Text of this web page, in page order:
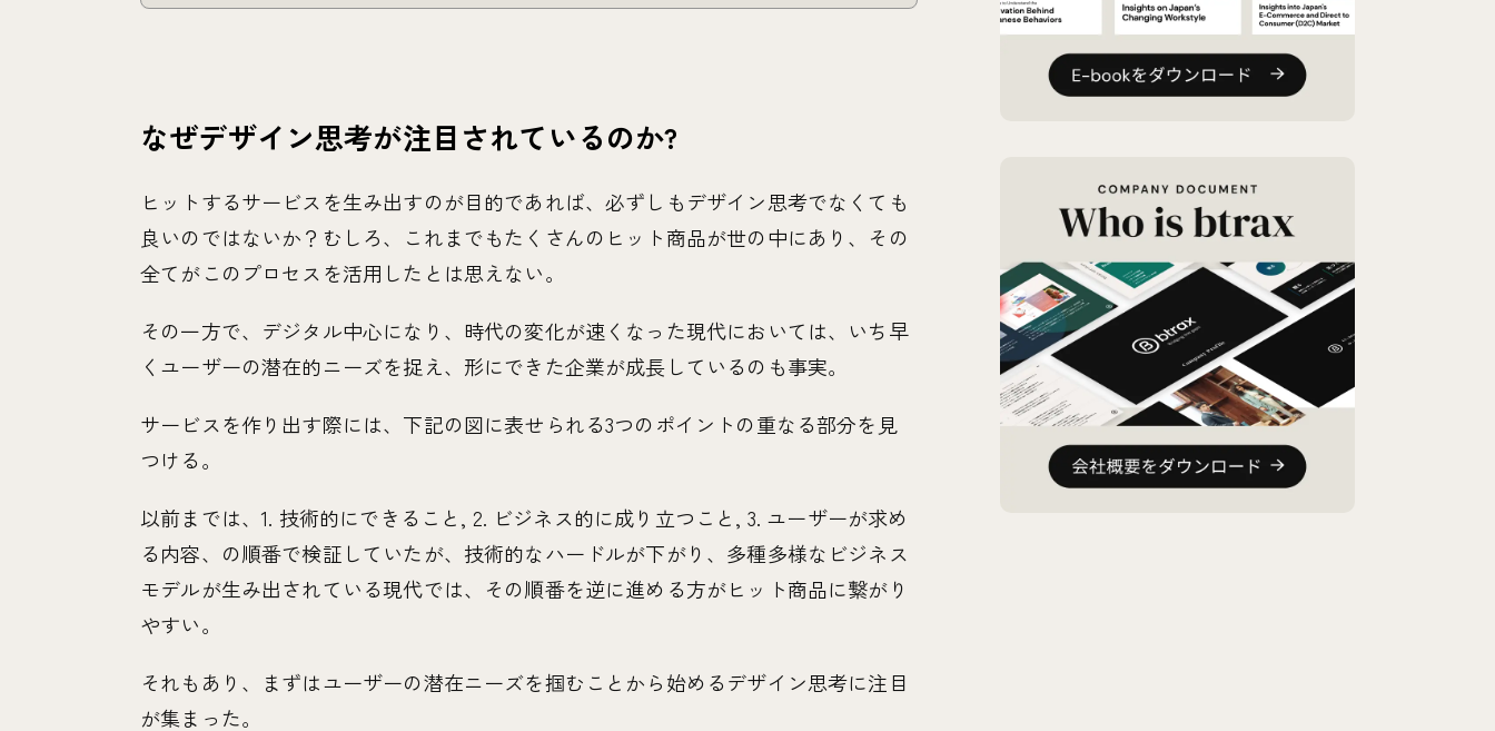
なぜデザイン思考が注目されているのか?
ヒットするサービスを生み出すのが目的であれば、必ずしもデザイン思考でなくても
良いのではないか？むしろ、これまでもたくさんのヒット商品が世の中にあり、その
全てがこのプロセスを活用したとは思えない。
その一方で、デジタル中心になり、時代の変化が速くなった現代においては、いち早
くユーザーの潜在的ニーズを捉え、形にできた企業が成長しているのも事実。
サービスを作り出す際には、下記の図に表せられる3つのポイントの重なる部分を見
つける。
以前までは、1. 技術的にできること, 2. ビジネス的に成り立つこと, 3. ユーザーが求め
る内容、の順番で検証していたが、技術的なハードルが下がり、多種多様なビジネス
モデルが生み出されている現代では、その順番を逆に進める方がヒット商品に繋がり
やすい。
それもあり、まずはユーザーの潜在ニーズを掴むことから始めるデザイン思考に注目
が集まった。